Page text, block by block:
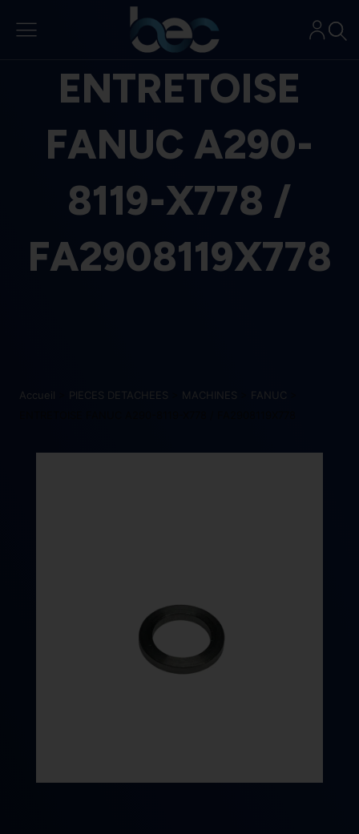
ENTRETOISE
FANUC A290-
8119-X778 /
FA2908119X778
Accueil PIECES DETACHEES MACHINES FANUC